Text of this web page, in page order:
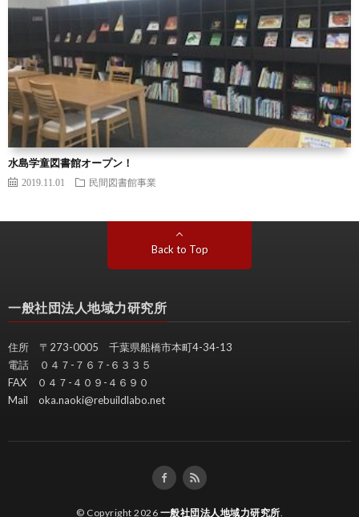
水島学童図書館オープン！
2019.11.01 民間図書館事業
Back to Top
一般社団法人地域力研究所
住所 〒273-0005 千葉県船橋市本町4-34-13
電話 ０４７-７６７-６３３５
FAX ０４７-４０９-４６９０
Mail oka.naoki@rebuildlabo.net
© Copyright 2026 一般社団法人地域力研究所.